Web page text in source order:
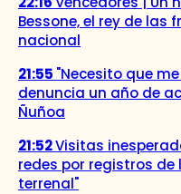
Bessone, el rey de
nacional
21:55 "Necesito que
denuncia un año de
Ñuñoa
21:52Visitas
redes por registros
terrenal"